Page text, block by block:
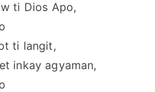
ti Dios Apo,
ti langit,
inkay agyaman,